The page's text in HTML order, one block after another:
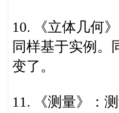
10. 《立体几何
同样基于实例。
变了。
11. 《测量》：